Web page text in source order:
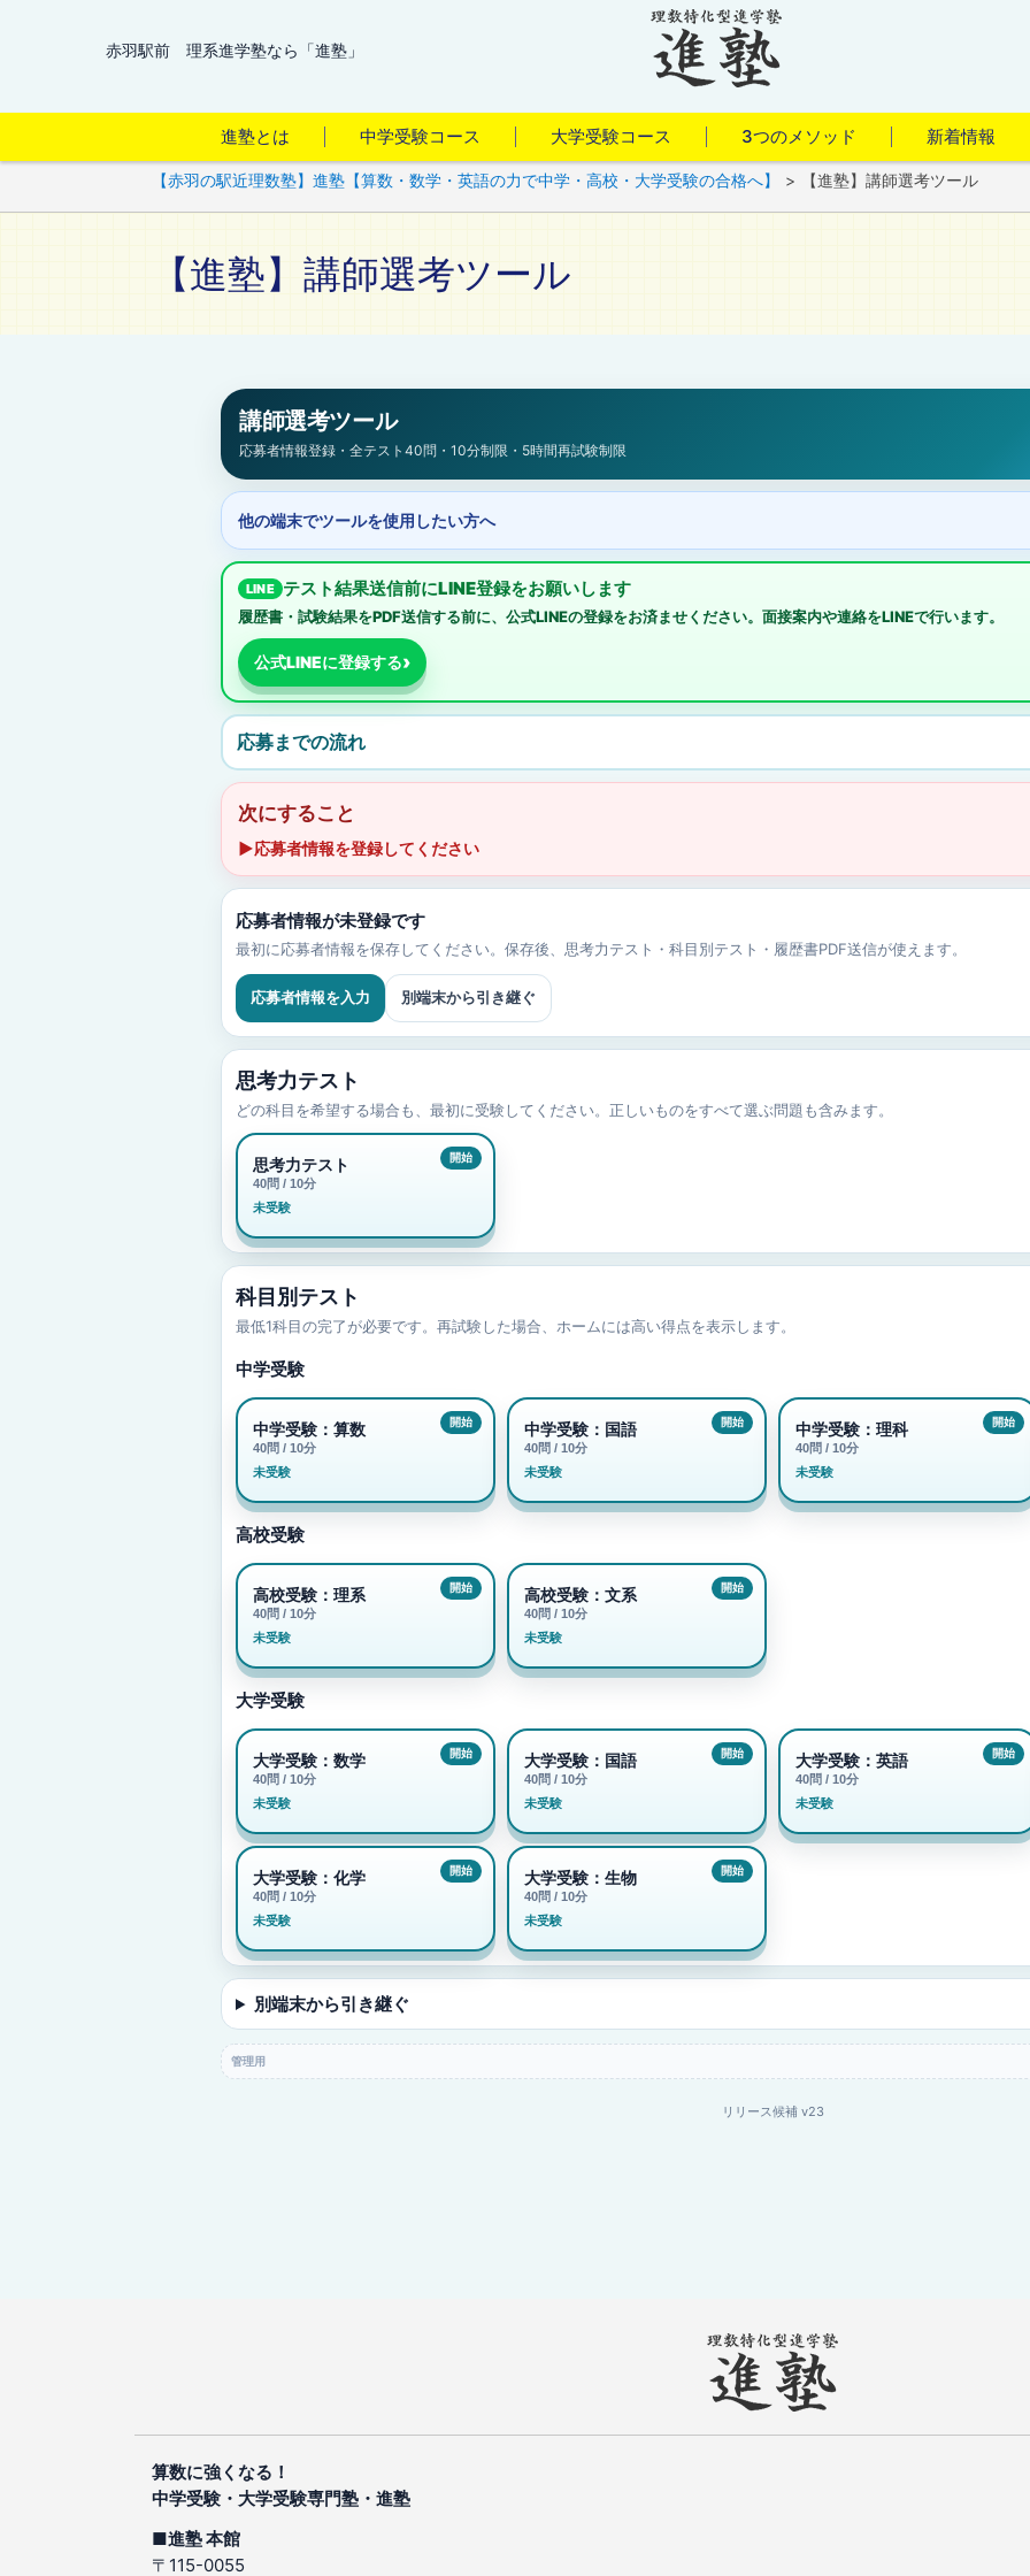
赤羽駅前 理系進学塾なら「進塾」
進塾とは 中学受験コース 大学受験コース 3つのメソッド 新着情報
【赤羽の駅近理数塾】進塾【算数・数学・英語の力で中学・高校・大学受験の合格へ】 > 【進塾】講師選考ツール
【進塾】講師選考ツール
講師選考ツール
応募者情報登録・全テスト40問・10分制限・5時間再試験制限
他の端末でツールを使用したい方へ
テスト結果送信前にLINE登録をお願いします
履歴書・試験結果をPDF送信する前に、公式LINEの登録をお済ませください。面接案内や連絡をLINEで行います。
公式LINEに登録する
応募までの流れ
次にすること
▶応募者情報を登録してください
応募者情報が未登録です
最初に応募者情報を保存してください。保存後、思考力テスト・科目別テスト・履歴書PDF送信が使えます。
応募者情報を入力 別端末から引き継ぐ
思考力テスト
どの科目を希望する場合も、最初に受験してください。正しいものをすべて選ぶ問題も含みます。
思考力テスト
40問 / 10分
未受験
科目別テスト
最低1科目の完了が必要です。再試験した場合、ホームには高い得点を表示します。
中学受験
中学受験：算数
40問 / 10分
未受験
中学受験：国語
40問 / 10分
未受験
中学受験：理科
40問 / 10分
未受験
高校受験
高校受験：理系
40問 / 10分
未受験
高校受験：文系
40問 / 10分
未受験
大学受験
大学受験：数学
40問 / 10分
未受験
大学受験：国語
40問 / 10分
未受験
大学受験：英語
40問 / 10分
未受験
大学受験：化学
40問 / 10分
未受験
大学受験：生物
40問 / 10分
未受験
別端末から引き継ぐ
管理用
リリース候補 v23
算数に強くなる！
中学受験・大学受験専門塾・進塾
■進塾 本館
〒115-0055